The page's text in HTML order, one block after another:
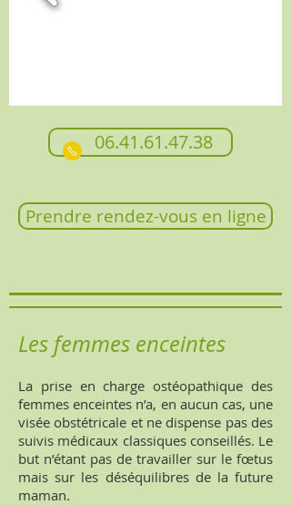
06.41.61.47.38
Prendre rendez-vous en ligne
Les femmes enceintes
La prise en charge ostéopathique des
femmes enceintes n’a, en aucun cas, une
visée obstétricale et ne dispense pas des
suivis médicaux classiques conseillés. Le
but n’étant pas de travailler sur le fœtus
mais sur les déséquilibres de la future
maman.